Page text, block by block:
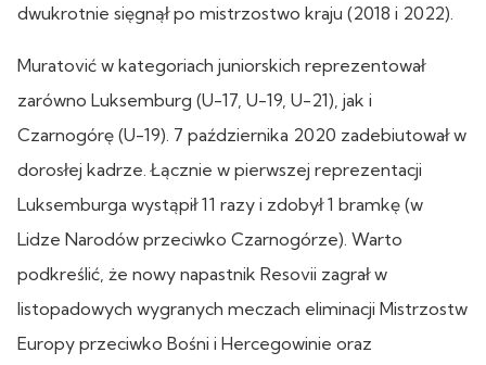
dwukrotnie sięgnął po mistrzostwo kraju (2018 i 2022).
Muratović w kategoriach juniorskich reprezentował
zarówno Luksemburg (U-17, U-19, U-21), jak i
Czarnogórę (U-19). 7 października 2020 zadebiutował w
dorosłej kadrze. Łącznie w pierwszej reprezentacji
Luksemburga wystąpił 11 razy i zdobył 1 bramkę (w
Lidze Narodów przeciwko Czarnogórze). Warto
podkreślić, że nowy napastnik Resovii zagrał w
listopadowych wygranych meczach eliminacji Mistrzostw
Europy przeciwko Bośni i Hercegowinie oraz